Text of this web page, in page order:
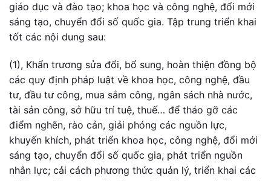
giáo dục và đào tạo; khoa học và công nghệ, đổi mới
sáng tạo, chuyển đổi số quốc gia. Tập trung triển khai
tốt các nội dung sau:
(1), Khẩn trương sửa đổi, bổ sung, hoàn thiện đồng bộ
các quy định pháp luật về khoa học, công nghệ, đầu
tư, đầu tư công, mua sắm công, ngân sách nhà nước,
tài sản công, sở hữu trí tuệ, thuế… để tháo gỡ các
điểm nghẽn, rào cản, giải phóng các nguồn lực,
khuyến khích, phát triển khoa học, công nghệ, đổi mới
sáng tạo, chuyển đổi số quốc gia, phát triển nguồn
nhân lực; cải cách phương thức quản lý, triển khai các